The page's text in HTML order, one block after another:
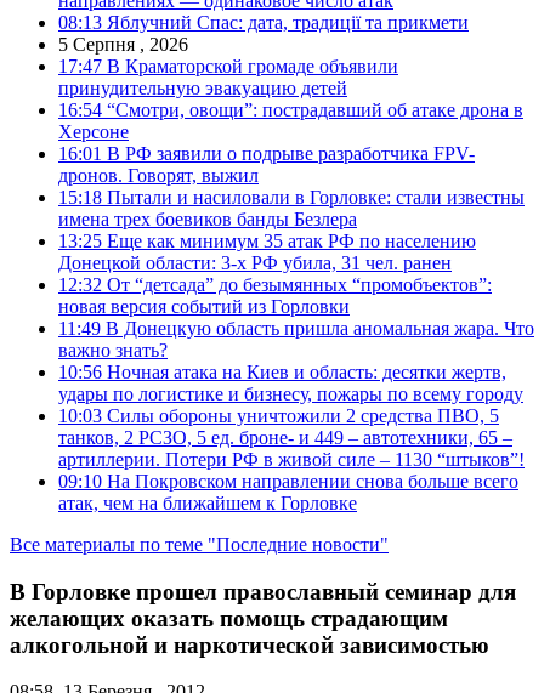
08:13 Яблучний Спас: дата, традиції та прикмети
5 Серпня , 2026
17:47 В Краматорской громаде объявили
принудительную эвакуацию детей
16:54 “Смотри, овощи”: пострадавший об атаке дрона в
Херсоне
16:01 В РФ заявили о подрыве разработчика FPV-
дронов. Говорят, выжил
15:18 Пытали и насиловали в Горловке: стали известны
имена трех боевиков банды Безлера
13:25 Еще как минимум 35 атак РФ по населению
Донецкой области: 3-х РФ убила, 31 чел. ранен
12:32 От “детсада” до безымянных “промобъектов”:
новая версия событий из Горловки
11:49 В Донецкую область пришла аномальная жара. Что
важно знать?
10:56 Ночная атака на Киев и область: десятки жертв,
удары по логистике и бизнесу, пожары по всему городу
10:03 Силы обороны уничтожили 2 средства ПВО, 5
танков, 2 РСЗО, 5 ед. броне- и 449 – автотехники, 65 –
артиллерии. Потери РФ в живой силе – 1130 “штыков”!
09:10 На Покровском направлении снова больше всего
атак, чем на ближайшем к Горловке
Все материалы по теме "Последние новости"
В Горловке прошел православный семинар для
желающих оказать помощь страдающим
алкогольной и наркотической зависимостью